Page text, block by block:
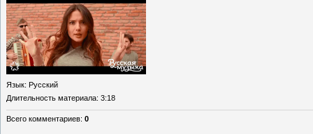
Язык: Русский
Длительность материала: 3:18
Всего комментариев: 0